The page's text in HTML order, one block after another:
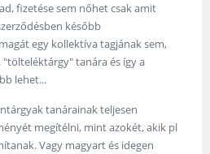
fizetése sem nőhet csak amit
később
egy kollektíva tagjának sem,
tanára és így a
lehet...
tanárainak teljesen
megítélni, mint azokét, akik pl
Vagy magyart és idegen